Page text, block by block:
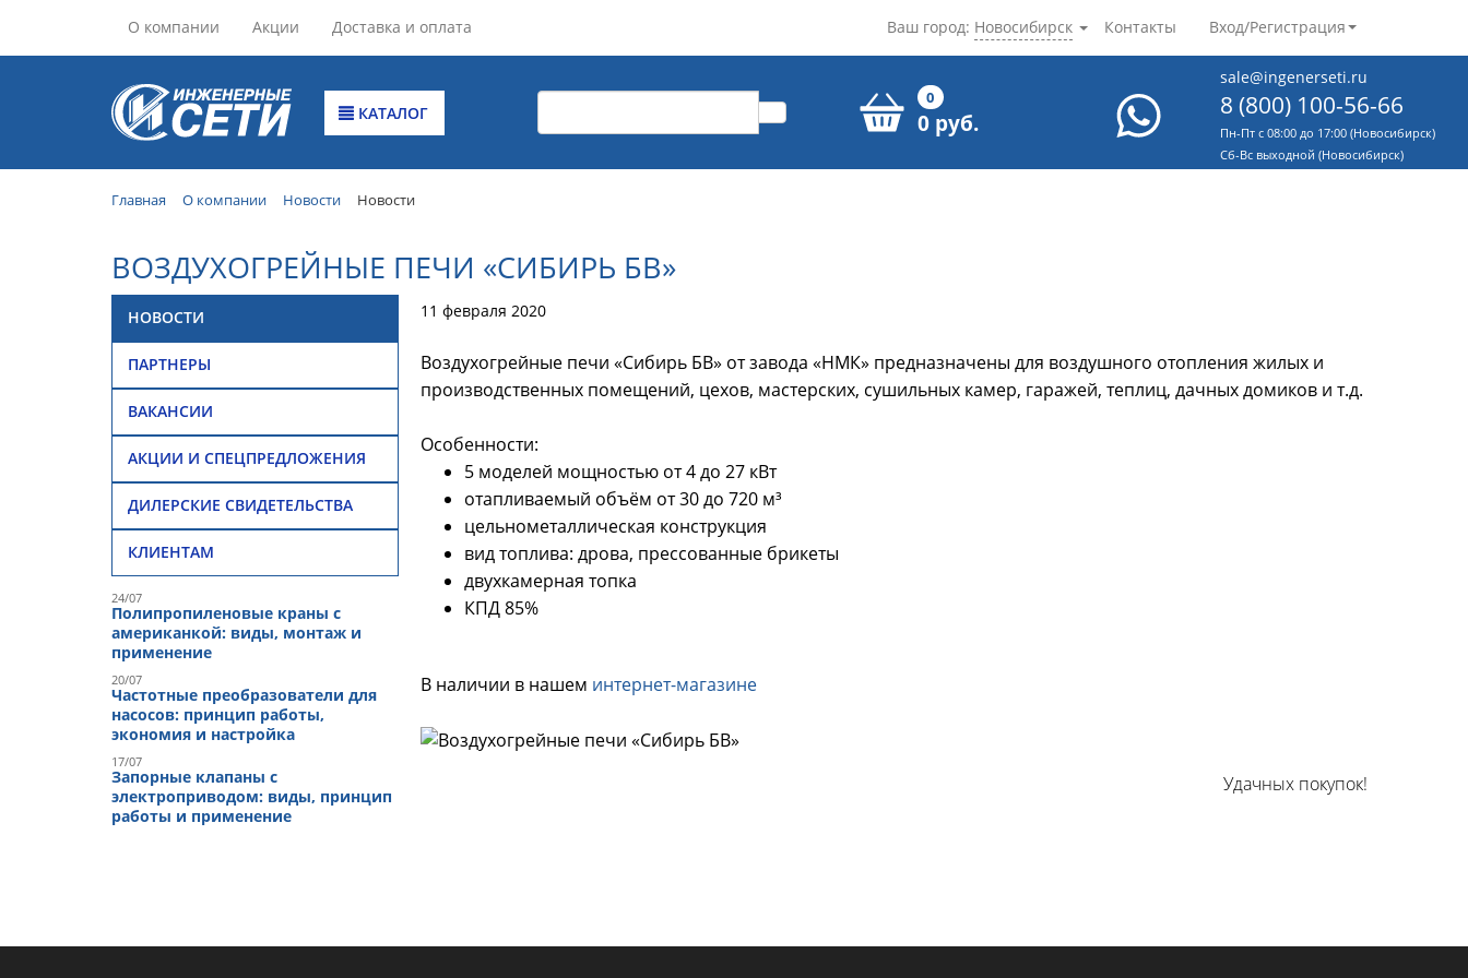
О компании Акции Доставка и оплата Контакты Вход/Регистрация
Ваш город: Новосибирск
КАТАЛОГ
0
0 руб.
sale@ingenerseti.ru
8 (800) 100-56-66
Пн-Пт с 08:00 до 17:00 (Новосибирск)
Cб-Вс выходной (Новосибирск)
Главная О компании Новости Новости
ВОЗДУХОГРЕЙНЫЕ ПЕЧИ «СИБИРЬ БВ»
НОВОСТИ
ПАРТНЕРЫ
ВАКАНСИИ
АКЦИИ И СПЕЦПРЕДЛОЖЕНИЯ
ДИЛЕРСКИЕ СВИДЕТЕЛЬСТВА
КЛИЕНТАМ
24/07
Полипропиленовые краны с
американкой: виды, монтаж и
применение
20/07
Частотные преобразователи для
насосов: принцип работы,
экономия и настройка
17/07
Запорные клапаны с
электроприводом: виды, принцип
работы и применение
11 февраля 2020
Воздухогрейные печи «Сибирь БВ» от завода «НМК» предназначены для воздушного отопления жилых и
производственных помещений, цехов, мастерских, сушильных камер, гаражей, теплиц, дачных домиков и т.д.
Особенности:
5 моделей мощностью от 4 до 27 кВт
отапливаемый объём от 30 до 720 м³
цельнометаллическая конструкция
вид топлива: дрова, прессованные брикеты
двухкамерная топка
КПД 85%
В наличии в нашем интернет-магазине
Удачных покупок!